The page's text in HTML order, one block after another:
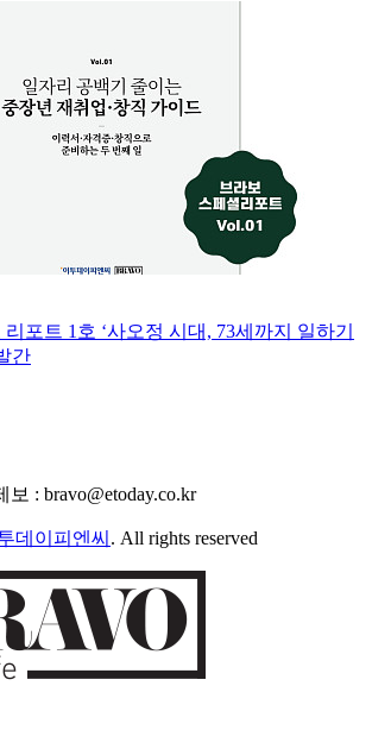
리포트 1호 ‘사오정 시대, 73세까지 일하기
간
: bravo@etoday.co.kr
데이피엔씨 . All rights reserved